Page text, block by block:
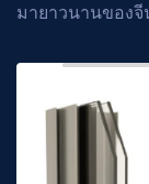
มายาวนานของ